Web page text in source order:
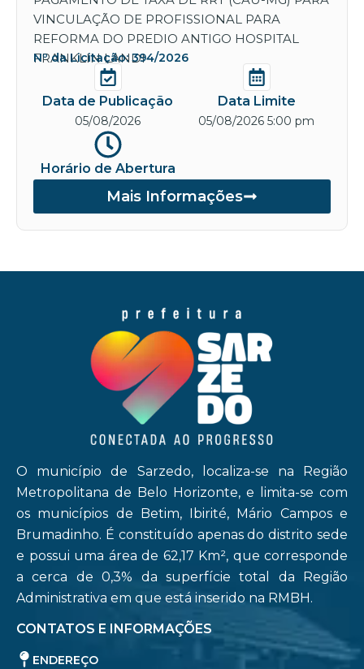
VINCULAÇÃO DE PROFISSIONAL PARA
REFORMA DO PREDIO ANTIGO HOSPITAL
FRANKLIN LANDI
Nº da Licitação: 394/2026
Data de Publicação
05/08/2026
Data Limite
05/08/2026 5:00 pm
Horário de Abertura
Mais Informações
O município de Sarzedo, localiza-se na Região
Metropolitana de Belo Horizonte, e limita-se com
os municípios de Betim, Ibirité, Mário Campos e
Brumadinho. É constituído apenas do distrito sede
e possui uma área de 62,17 Km², que corresponde
a cerca de 0,3% da superfície total da Região
Administrativa em que está inserido na RMBH.
CONTATOS E INFORMAÇÕES
ENDEREÇO